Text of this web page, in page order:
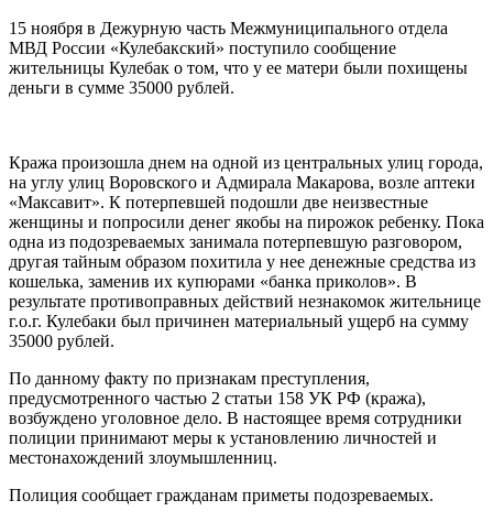
15 ноября в Дежурную часть Межмуниципального отдела
МВД России «Кулебакский» поступило сообщение
жительницы Кулебак о том, что у ее матери были похищены
деньги в сумме 35000 рублей.
Кража произошла днем на одной из центральных улиц города,
на углу улиц Воровского и Адмирала Макарова, возле аптеки
«Максавит». К потерпевшей подошли две неизвестные
женщины и попросили денег якобы на пирожок ребенку. Пока
одна из подозреваемых занимала потерпевшую разговором,
другая тайным образом похитила у нее денежные средства из
кошелька, заменив их купюрами «банка приколов». В
результате противоправных действий незнакомок жительнице
г.о.г. Кулебаки был причинен материальный ущерб на сумму
35000 рублей.
По данному факту по признакам преступления,
предусмотренного частью 2 статьи 158 УК РФ (кража),
возбуждено уголовное дело. В настоящее время сотрудники
полиции принимают меры к установлению личностей и
местонахождений злоумышленниц.
Полиция сообщает гражданам приметы подозреваемых.